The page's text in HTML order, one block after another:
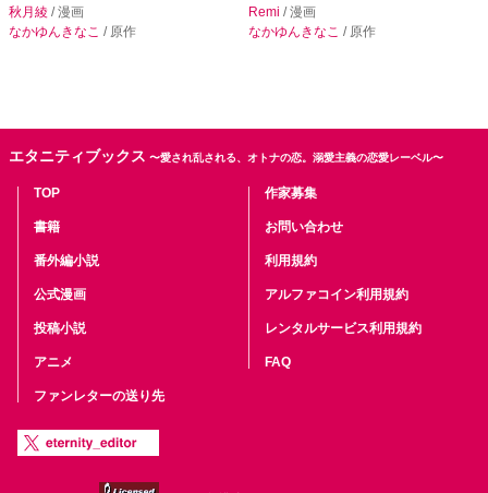
秋月綾 / 漫画
なかゆんきなこ / 原作
Remi / 漫画
なかゆんきなこ / 原作
エタニティブックス 〜愛され乱される、オトナの恋。溺愛主義の恋愛レーベル〜
TOP
書籍
番外編小説
公式漫画
投稿小説
アニメ
ファンレターの送り先
作家募集
お問い合わせ
利用規約
アルファコイン利用規約
レンタルサービス利用規約
FAQ